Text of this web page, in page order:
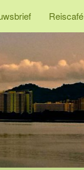
Reiscafé